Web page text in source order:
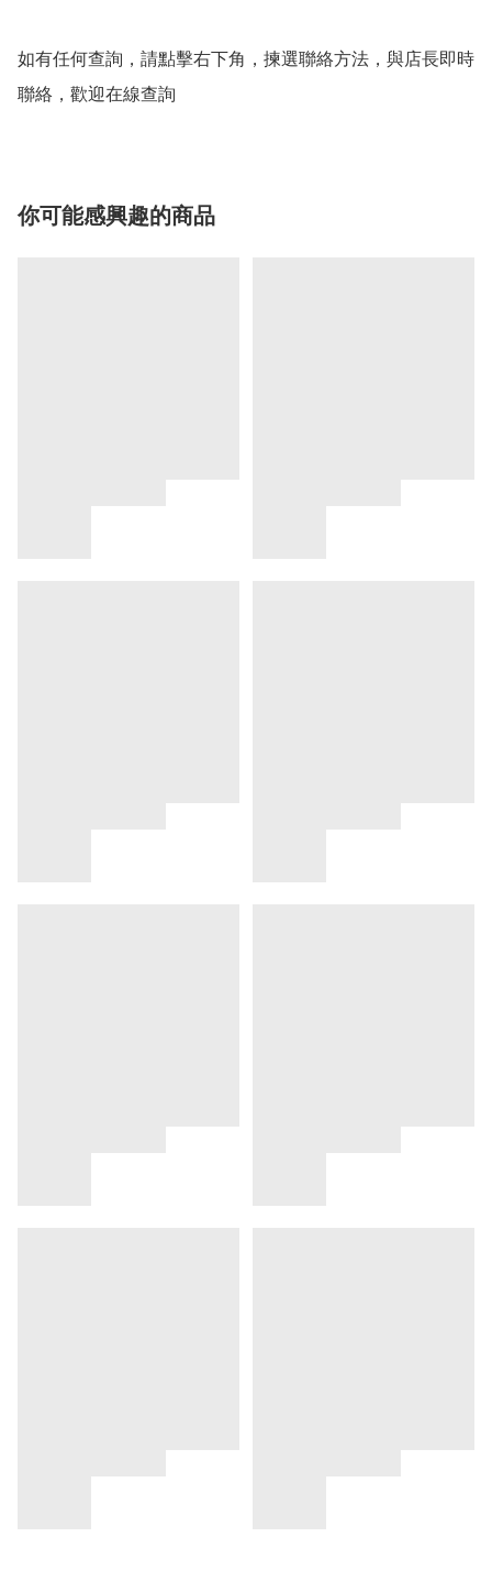
如有任何查詢，請點擊右下角，揀選聯絡方法，與店長即時
聯絡，歡迎在線查詢
你可能感興趣的商品